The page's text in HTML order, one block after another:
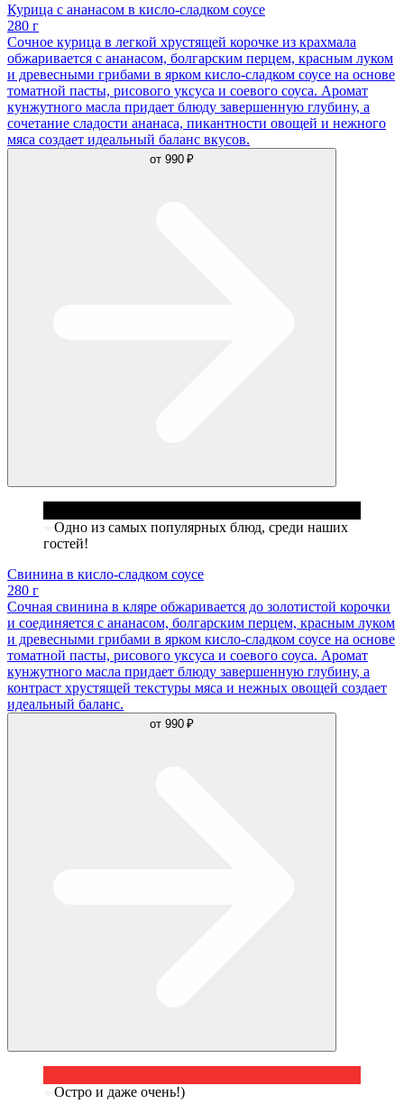
Курица с ананасом в кисло-сладком соусе
280 г
Сочное курица в легкой хрустящей корочке из крахмала
обжаривается с ананасом, болгарским перцем, красным луком
и древесными грибами в ярком кисло-сладком соусе на основе
томатной пасты, рисового уксуса и соевого соуса. Аромат
кунжутного масла придает блюду завершенную глубину, а
сочетание сладости ананаса, пикантности овощей и нежного
мяса создает идеальный баланс вкусов.
от 990 ₽
Одно из самых популярных блюд, среди наших
гостей!
Свинина в кисло-сладком соусе
280 г
Сочная свинина в кляре обжаривается до золотистой корочки
и соединяется с ананасом, болгарским перцем, красным луком
и древесными грибами в ярком кисло-сладком соусе на основе
томатной пасты, рисового уксуса и соевого соуса. Аромат
кунжутного масла придает блюду завершенную глубину, а
контраст хрустящей текстуры мяса и нежных овощей создает
идеальный баланс.
от 990 ₽
Остро и даже очень!)